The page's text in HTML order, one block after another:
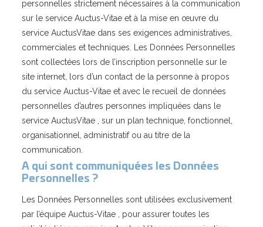
personnelles strictement nécessaires à la communication
sur le service Auctus-Vitae et à la mise en œuvre du
service AuctusVitae dans ses exigences administratives,
commerciales et techniques. Les Données Personnelles
sont collectées lors de l’inscription personnelle sur le
site internet, lors d’un contact de la personne à propos
du service Auctus-Vitae et avec le recueil de données
personnelles d’autres personnes impliquées dans le
service AuctusVitae , sur un plan technique, fonctionnel,
organisationnel, administratif ou au titre de la
communication.
A qui sont communiquées les Données
Personnelles ?
Les Données Personnelles sont utilisées exclusivement
par l’équipe Auctus-Vitae , pour assurer toutes les